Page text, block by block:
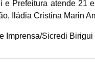
Prefeitura atende 21
Iládia Cristina Marin
Imprensa/Sicredi Birigui